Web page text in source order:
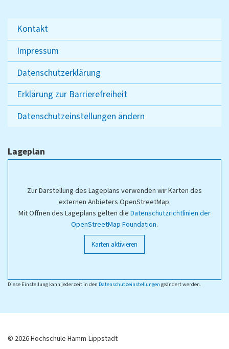
Kontakt
Impressum
Datenschutzerklärung
Erklärung zur Barrierefreiheit
Datenschutzeinstellungen ändern
Lageplan
Zur Darstellung des Lageplans verwenden wir Karten des
externen Anbieters OpenStreetMap.
Mit Öffnen des Lageplans gelten die Datenschutzrichtlinien der
OpenStreetMap Foundation.
Karten aktivieren
Diese Einstellung kann jederzeit in den Datenschutzeinstellungen geändert werden.
© 2026 Hochschule Hamm-Lippstadt